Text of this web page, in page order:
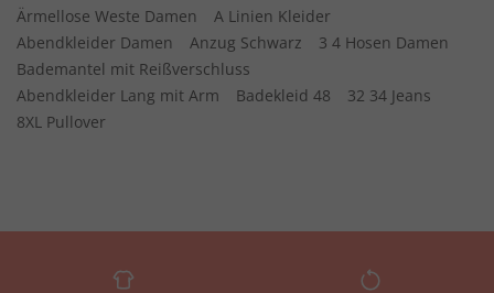
Ärmellose Weste Damen
A Linien Kleider
Abendkleider Damen
Anzug Schwarz
3 4 Hosen Damen
Bademantel mit Reißverschluss
Abendkleider Lang mit Arm
Badekleid 48
32 34 Jeans
8XL Pullover